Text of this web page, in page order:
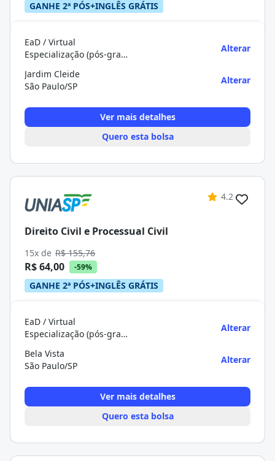
GANHE 2ª PÓS+INGLÊS GRÁTIS
EaD / Virtual
Especialização (pós-graduação)
Alterar
Jardim Cleide
São Paulo/SP
Alterar
Ver mais detalhes
Quero esta bolsa
4.2
Direito Civil e Processual Civil
15x de R$ 155,76
R$ 64,00 -59%
GANHE 2ª PÓS+INGLÊS GRÁTIS
EaD / Virtual
Especialização (pós-graduação)
Alterar
Bela Vista
São Paulo/SP
Alterar
Ver mais detalhes
Quero esta bolsa